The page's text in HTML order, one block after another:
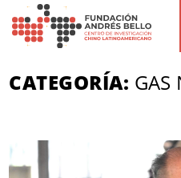
CATEGORÍA: GAS